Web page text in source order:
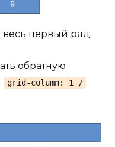
весь первый ряд.
обратную
grid-column: 1 /